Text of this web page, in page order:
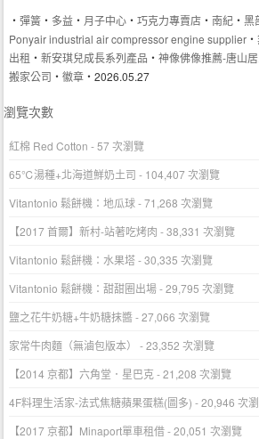
‧彈簧 ‧ 多益 ‧ 月子中心 ‧巧克力專賣店 ‧南紀 ‧黑
Ponyair industrial air compressor engine supplier ‧
出租 ‧新安琪兒成長系列產品 ‧神像佛像推薦-唐山
搬家公司 ‧徽章 ‧2026.05.27
瀏覽次數
紅棉 Red Cotton - 57 次瀏覽
65℃湯種+北海道鮮奶土司 - 104,407 次瀏覽
Vitantonio 鬆餅機：地瓜球- 71,268 次瀏覽
【2017 首爾】新村-站著吃烤肉 - 38,331 次瀏覽
Vitantonio 鬆餅機：水果塔- 30,335 次瀏覽
Vitantonio 鬆餅機：甜甜圈出場- 29,795 次瀏覽
鹽之花牛奶糖+牛奶糖抹醬- 27,066 次瀏覽
家常牛肉麵（無滷包版本）
- 23,352 次瀏覽
【2014 京都】六角堂．星巴克- 21,208 次瀏覽
4F料理生活家-法式焦糖蘋果蛋糕(圖多) - 20,946 次
【2017 京都】Minaport單車租借- 20,051 次瀏覽